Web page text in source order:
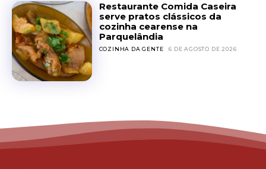
Restaurante Comida Caseira
serve pratos clássicos da
cozinha cearense na
Parquelândia
COZINHA DA GENTE 6 DE AGOSTO DE 2026